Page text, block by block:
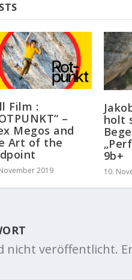
Film :
–
Megos and
Art of the
2019
holt
9b+
10.
nicht veröffentlicht.